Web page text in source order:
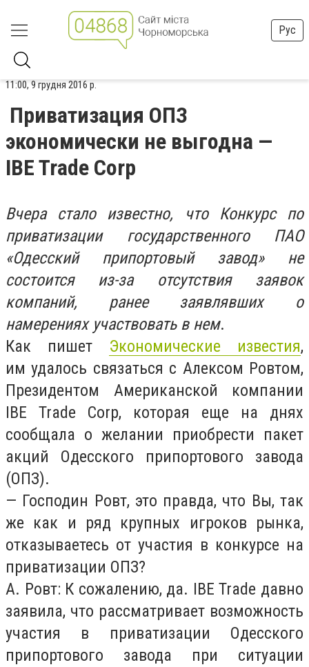
Рус
11:00, 9 грудня 2016 р.
Приватизация ОПЗ
экономически не выгодна —
IBE Trade Corp
Вчера стало известно, что Конкурс по
приватизации государственного ПАО
«Одесский припортовый завод» не
состоится из-за отсутствия заявок
компаний, ранее заявлявших о
намерениях участвовать в нем.
Как пишет Экономические известия,
им удалось связаться с Алексом Ровтом,
Президентом Американской компании
IBE Trade Corp, которая еще на днях
сообщала о желании приобрести пакет
акций Одесского припортового завода
(ОПЗ).
— Господин Ровт, это правда, что Вы, так
же как и ряд крупных игроков рынка,
отказываетесь от участия в конкурсе на
приватизации ОПЗ?
А. Ровт: К сожалению, да. IBE Trade давно
заявила, что рассматривает возможность
участия в приватизации Одесского
припортового завода при ситуации